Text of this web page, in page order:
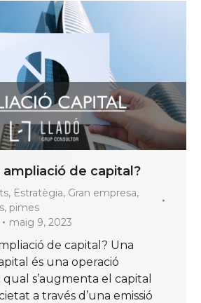
de capital?
, Estratègia, Gran empresa,
, pimes
maig 9, 2023
de capital? Una
és una operació
s’augmenta el capital
a través d’una emissió